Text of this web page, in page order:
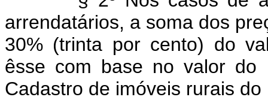
arrendatários, a soma dos
30% (trinta por cento) do
êsse com base no valor do
Cadastro de imóveis rurais do